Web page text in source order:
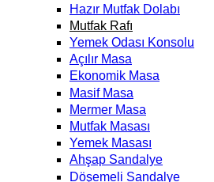
Hazır Mutfak Dolabı
Mutfak Rafı
Yemek Odası Konsolu
Açılır Masa
Ekonomik Masa
Masif Masa
Mermer Masa
Mutfak Masası
Yemek Masası
Ahşap Sandalye
Döşemeli Sandalye